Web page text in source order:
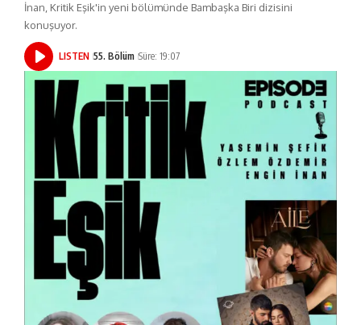
İnan, Kritik Eşik'in yeni bölümünde Bambaşka Biri dizisini
konuşuyor.
LISTEN 55. Bölüm Süre: 19:07